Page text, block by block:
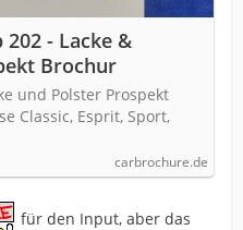
202 - Lacke &
Brochur
und Polster Prospekt
Classic, Esprit, Sport,
carbrochure.de
für den Input, aber das